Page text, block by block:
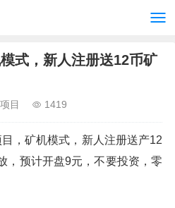
式，新人注册送12币矿
目 1419
，矿机模式，新人注册送产12
，预计开盘9元，不要投资，零